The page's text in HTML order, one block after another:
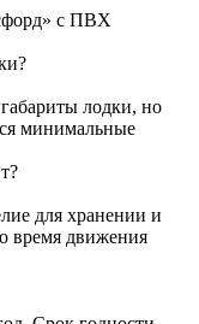
с ПВХ
лодки, но
минимальные
для хранении и
время движения